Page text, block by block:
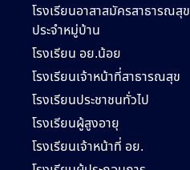
โรงเรียนอาสาสมัครสาธารณสุข
ประจำหมู่บ้าน
โรงเรียน อย.น้อย
โรงเรียนเจ้าหน้าที่สาธารณสุข
โรงเรียนประชาชนทั่วไป
โรงเรียนผู้สูงอายุ
โรงเรียนเจ้าหน้าที่ อย.